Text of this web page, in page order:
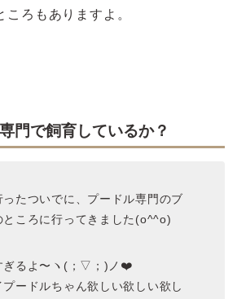
ろもありますよ。
門で飼育しているか？
たついでに、プードル専門のブ
ところに行ってきました(o^^o)
ぎるよ〜ヽ(；▽；)ノ❤️
ードルちゃん欲しい欲しい欲し